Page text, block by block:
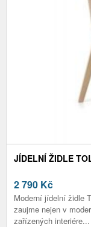
JÍDELNÍ ŽIDLE
2 790 Kč
Moderní jídelní židle
zaujme nejen v
zařízených interiére...